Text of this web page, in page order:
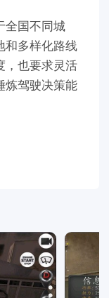
全国不同城
和多样化路线
，也要求灵活
炼驾驶决策能